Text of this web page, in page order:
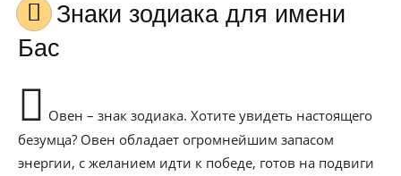
Знаки зодиака для имени
Бас
Овен – знак зодиака. Хотите увидеть настоящего
безумца? Овен обладает огромнейшим запасом
энергии, с желанием идти к победе, готов на подвиги